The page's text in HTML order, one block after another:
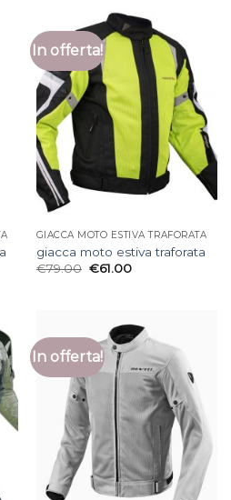
In offerta!
GIACCA MOTO ESTIVA TRAFORATA
giacca moto estiva traforata
€79.00 €61.00
In offerta!